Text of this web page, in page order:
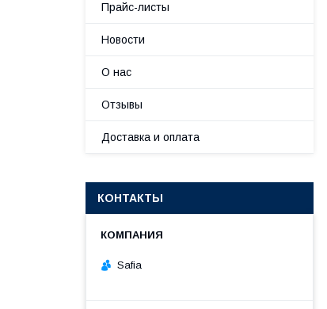
Прайс-листы
Новости
О нас
Отзывы
Доставка и оплата
КОНТАКТЫ
Safia